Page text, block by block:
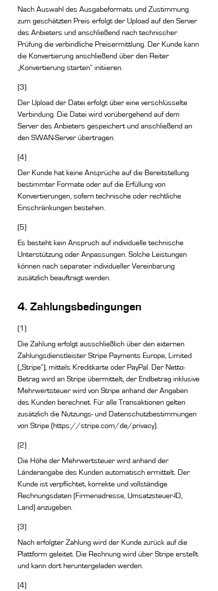
Nach Auswahl des Ausgabeformats und Zustimmung
zum geschätzten Preis erfolgt der Upload auf den Server
des Anbieters und anschließend nach technischer
Prüfung die verbindliche Preisermittlung. Der Kunde kann
die Konvertierung anschließend über den Reiter
„Konvertierung starten“ initiieren.
(3)
Der Upload der Datei erfolgt über eine verschlüsselte
Verbindung. Die Datei wird vorübergehend auf dem
Server des Anbieters gespeichert und anschließend an
den SWAN-Server übertragen.
(4)
Der Kunde hat keine Ansprüche auf die Bereitstellung
bestimmter Formate oder auf die Erfüllung von
Konvertierungen, sofern technische oder rechtliche
Einschränkungen bestehen.
(5)
Es besteht kein Anspruch auf individuelle technische
Unterstützung oder Anpassungen. Solche Leistungen
können nach separater individueller Vereinbarung
zusätzlich beauftragt werden.
4. Zahlungsbedingungen
(1)
Die Zahlung erfolgt ausschließlich über den externen
Zahlungsdienstleister Stripe Payments Europe, Limited
(„Stripe“), mittels Kreditkarte oder PayPal. Der Netto-
Betrag wird an Stripe übermittelt, der Endbetrag inklusive
Mehrwertsteuer wird von Stripe anhand der Angaben
des Kunden berechnet. Für alle Transaktionen gelten
zusätzlich die Nutzungs- und Datenschutzbestimmungen
von Stripe (https://stripe.com/de/privacy).
(2)
Die Höhe der Mehrwertsteuer wird anhand der
Länderangabe des Kunden automatisch ermittelt. Der
Kunde ist verpflichtet, korrekte und vollständige
Rechnungsdaten (Firmenadresse, Umsatzsteuer-ID,
Land) anzugeben.
(3)
Nach erfolgter Zahlung wird der Kunde zurück auf die
Plattform geleitet. Die Rechnung wird über Stripe erstellt
und kann dort heruntergeladen werden.
(4)